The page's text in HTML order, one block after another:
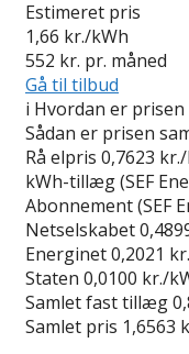
Estimeret pris
1,66 kr./kWh
552 kr. pr. måned
Gå til tilbud
i Hvordan er
Sådan er prisen
Rå elpris 0,7623
kWh-tillæg (SEF
Abonnement (SEF
Netselskabet
Energinet0,2021
Staten 0,0100 kr./
Samlet fast tillæg
Samlet pris 1,6563